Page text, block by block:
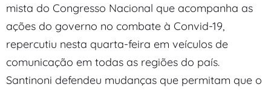
mista do Congresso Nacional que acompanha as
ações do governo no combate à Convid-19,
repercutiu nesta quarta-feira em veículos de
comunicação em todas as regiões do país.
Santinoni defendeu mudanças que permitam que o